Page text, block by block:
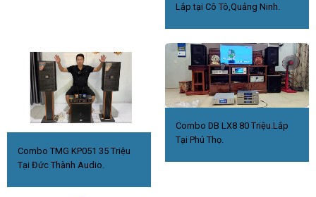
Lắp tại Cô Tô,Quảng Ninh.
Combo TMG KP051 35 Triệu
Tại Đức Thành Audio.
Combo DB LX8 80 Triệu.Lắp
Tại Phú Thọ.